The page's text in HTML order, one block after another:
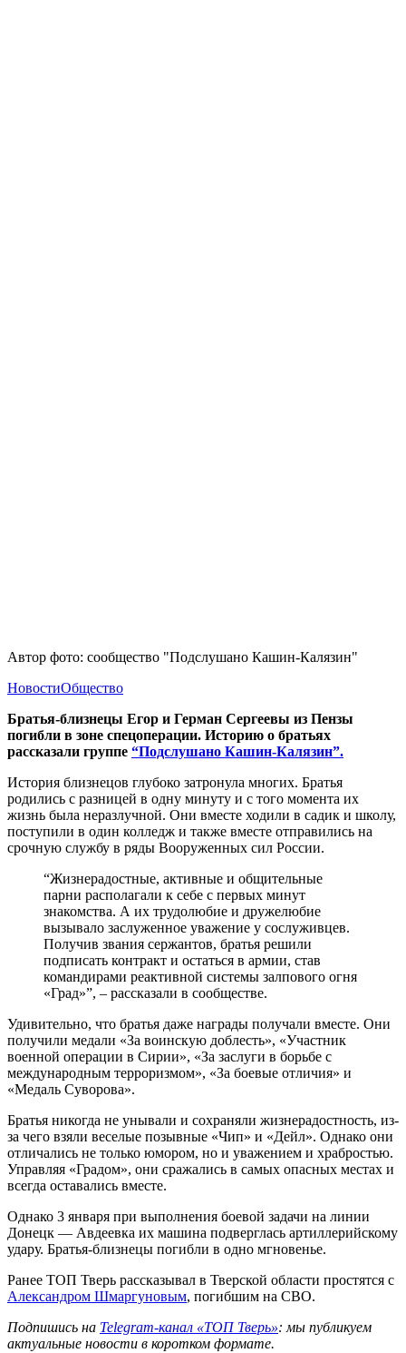
Автор фото: сообщество "Подслушано Кашин-Калязин"
НовостиОбщество
Братья-близнецы Егор и Герман Сергеевы из Пензы
погибли в зоне спецоперации. Историю о братьях
рассказали группе “Подслушано Кашин-Калязин”.
История близнецов глубоко затронула многих. Братья
родились с разницей в одну минуту и с того момента их
жизнь была неразлучной. Они вместе ходили в садик и школу,
поступили в один колледж и также вместе отправились на
срочную службу в ряды Вооруженных сил России.
“Жизнерадостные, активные и общительные
парни располагали к себе с первых минут
знакомства. А их трудолюбие и дружелюбие
вызывало заслуженное уважение у сослуживцев.
Получив звания сержантов, братья решили
подписать контракт и остаться в армии, став
командирами реактивной системы залпового огня
«Град»”, – рассказали в сообществе.
Удивительно, что братья даже награды получали вместе. Они
получили медали «За воинскую доблесть», «Участник
военной операции в Сирии», «За заслуги в борьбе с
международным терроризмом», «За боевые отличия» и
«Медаль Суворова».
Братья никогда не унывали и сохраняли жизнерадостность, из-
за чего взяли веселые позывные «Чип» и «Дейл». Однако они
отличались не только юмором, но и уважением и храбростью.
Управляя «Градом», они сражались в самых опасных местах и
всегда оставались вместе.
Однако 3 января при выполнения боевой задачи на линии
Донецк — Авдеевка их машина подверглась артиллерийскому
удару. Братья-близнецы погибли в одно мгновенье.
Ранее ТОП Тверь рассказывал в Тверской области простятся с
Александром Шмаргуновым, погибшим на СВО.
Подпишись на Telegram-канал «ТОП Тверь»: мы публикуем
актуальные новости в коротком формате.